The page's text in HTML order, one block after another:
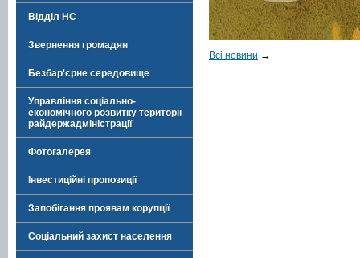
Відділ НС
Звернення громадян
Безбар'єрне середовище
Управління соціально-
економічного розвитку території
райдержадміністрації
Фотогалерея
Інвестиційні пропозиції
Запобігання проявам корупції
Соціальний захист населення
Всі новини →